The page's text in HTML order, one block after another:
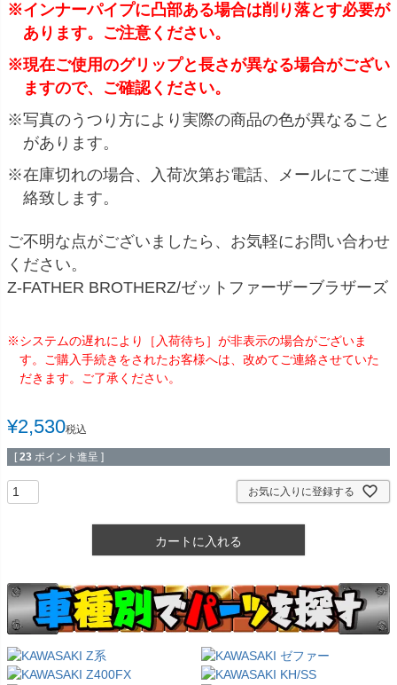
※インナーパイプに凸部ある場合は削り落とす必要が
あります。ご注意ください。
※現在ご使用のグリップと長さが異なる場合がござい
ますので、ご確認ください。
※写真のうつり方により実際の商品の色が異なること
があります。
※在庫切れの場合、入荷次第お電話、メールにてご連
絡致します。
ご不明な点がございましたら、お気軽にお問い合わせ
ください。
Z-FATHER BROTHERZ/ゼットファーザーブラザーズ
※システムの遅れにより［入荷待ち］が非表示の場合がございま
す。ご購入手続きをされたお客様へは、改めてご連絡させていた
だきます。ご了承ください。
¥2,530税込
[ 23 ポイント進呈 ]
お気に入りに登録する
カートに入れる